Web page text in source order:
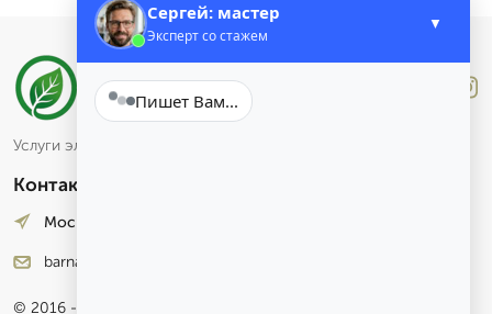
Лучше.Звони
Услуги электронного маркетинга и аналитики
Контакты
Москва, Лесная улица, 4. оф. 12
barnaul@stroymetproekt.ru
© 2016 - 2026 гг.
Сергей: мастер
Эксперт со стажем
▼
Пишет Вам...